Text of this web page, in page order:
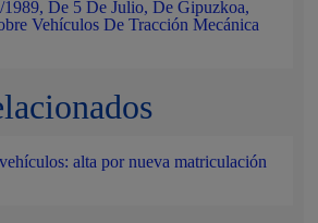
De 5 De Julio, De Gipuzkoa,
Vehículos De Tracción Mecánica
alta por nueva matriculación